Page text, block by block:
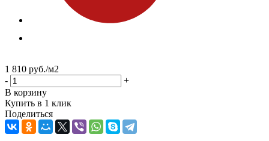
1 810 руб./м2
-
+
В корзину
Купить в 1 клик
Поделиться